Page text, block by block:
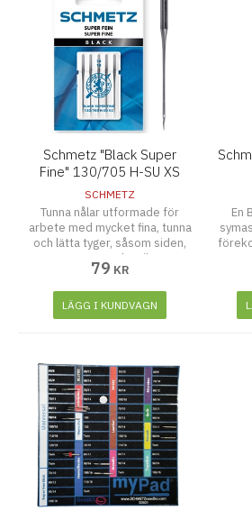
Schmetz "Black Super
Fine" 130/705 H-SU XS
70/10 5-pack
SCHMETZ
Tunna nålar utformade för
arbete med mycket fina, tunna
och lätta tyger, såsom siden,
organza och voile.
79 KR
LÄGG I KUNDVAGN
En
en
med